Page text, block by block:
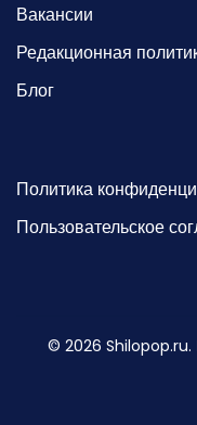
Вакансии
Редакционная
Блог
Политика
Пользовательское
© 2026 Shilopop.ru.